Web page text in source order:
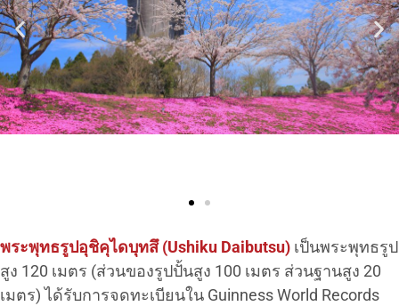
พระพุทธรูปอุชิคุไดบุทสึ (Ushiku Daibutsu) เป็นพระพุทธรูป
สูง 120 เมตร (ส่วนของรูปปั้นสูง 100 เมตร ส่วนฐานสูง 20
เมตร) ได้รับการจดทะเบียนใน Guinness World Records